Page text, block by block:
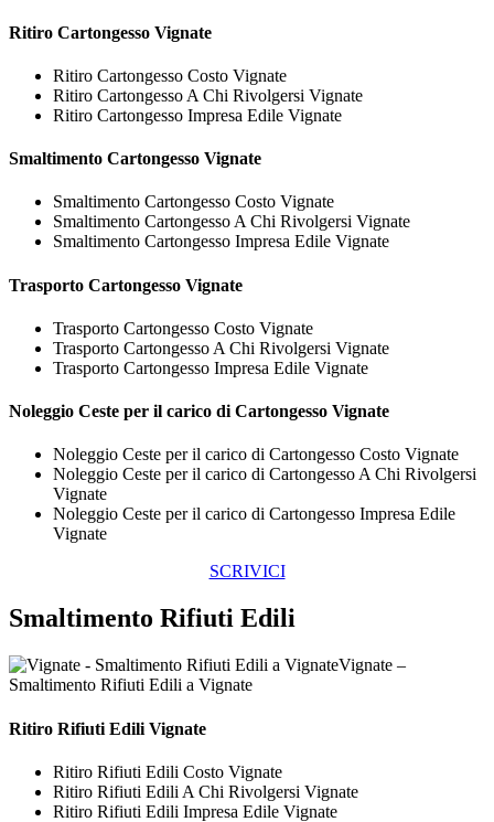
Ritiro Cartongesso Vignate
Ritiro Cartongesso Costo Vignate
Ritiro Cartongesso A Chi Rivolgersi Vignate
Ritiro Cartongesso Impresa Edile Vignate
Smaltimento Cartongesso Vignate
Smaltimento Cartongesso Costo Vignate
Smaltimento Cartongesso A Chi Rivolgersi Vignate
Smaltimento Cartongesso Impresa Edile Vignate
Trasporto Cartongesso Vignate
Trasporto Cartongesso Costo Vignate
Trasporto Cartongesso A Chi Rivolgersi Vignate
Trasporto Cartongesso Impresa Edile Vignate
Noleggio Ceste per il carico di Cartongesso Vignate
Noleggio Ceste per il carico di Cartongesso Costo Vignate
Noleggio Ceste per il carico di Cartongesso A Chi Rivolgersi
Vignate
Noleggio Ceste per il carico di Cartongesso Impresa Edile
Vignate
SCRIVICI
Smaltimento Rifiuti Edili
Vignate –
Smaltimento Rifiuti Edili a Vignate
Ritiro Rifiuti Edili Vignate
Ritiro Rifiuti Edili Costo Vignate
Ritiro Rifiuti Edili A Chi Rivolgersi Vignate
Ritiro Rifiuti Edili Impresa Edile Vignate